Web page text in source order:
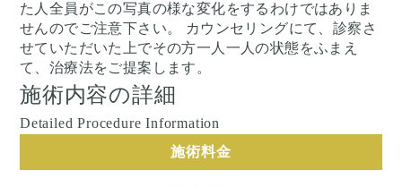
た人全員がこの写真の様な変化をするわけではありま
せんのでご注意下さい。 カウンセリングにて、診察さ
せていただいた上でその方一人一人の状態をふまえ
て、治療法をご提案します。
施術内容の詳細
Detailed Procedure Information
施術料金